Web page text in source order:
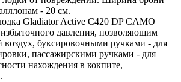
- 20 см.
Gladiator Active С420 DP CAMO
давления, позволяющим
воздух, буксировочными ручками - для
пассажирскими ручками - для
нахождения в кокпите,